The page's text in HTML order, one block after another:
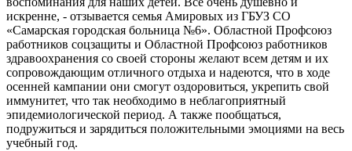
искренне, - отзывается семья Амировых из ГБУЗ СО
«Самарская городская больница №6». Областной Профсоюз
работников соцзащиты и Областной Профсоюз работников
здравоохранения со своей стороны желают всем детям и их
сопровождающим отличного отдыха и надеются, что в ходе
осенней кампании они смогут оздоровиться, укрепить свой
иммунитет, что так необходимо в неблагоприятный
эпидемиологической период. А также пообщаться,
подружиться и зарядиться положительными эмоциями на весь
учебный год.